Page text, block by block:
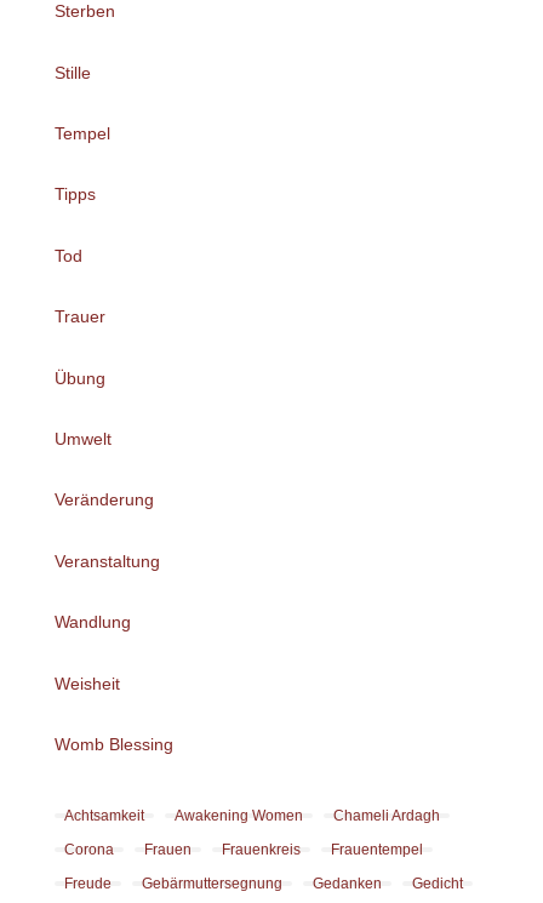
Sterben
Stille
Tempel
Tipps
Tod
Trauer
Übung
Umwelt
Veränderung
Veranstaltung
Wandlung
Weisheit
Womb Blessing
Achtsamkeit Awakening Women
Chameli Ardagh
Corona
Frauen Frauenkreis
Frauentempel
Freude
Gebärmuttersegnung Gedanken Gedicht